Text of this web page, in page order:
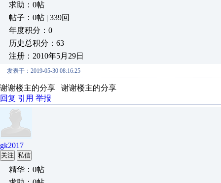
求助：0帖
帖子：0帖 | 339回
年度积分：0
历史总积分：63
注册：2010年5月29日
发表于：2019-05-30 08:16:25
谢谢楼主的分享 谢谢楼主的分享
回复 引用 举报
gk2017
关注 私信
精华：0帖